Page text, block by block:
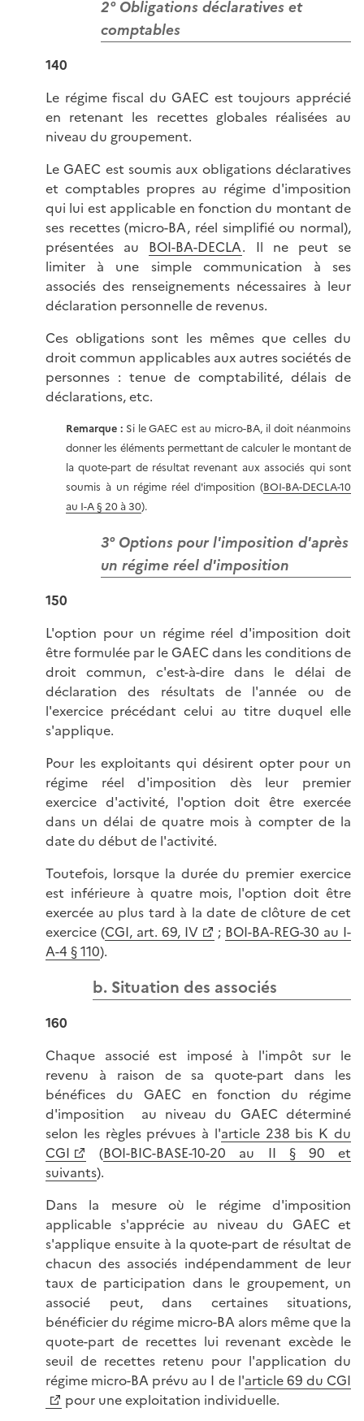
2° Obligations déclaratives et
comptables
140
Le régime fiscal du GAEC est toujours apprécié
en retenant les recettes globales réalisées au
niveau du groupement.
Le GAEC est soumis aux obligations déclaratives
et comptables propres au régime d'imposition
qui lui est applicable en fonction du montant de
ses recettes (micro-BA, réel simplifié ou normal),
présentées au BOI-BA-DECLA. Il ne peut se
limiter à une simple communication à ses
associés des renseignements nécessaires à leur
déclaration personnelle de revenus.
Ces obligations sont les mêmes que celles du
droit commun applicables aux autres sociétés de
personnes : tenue de comptabilité, délais de
déclarations, etc.
Remarque :Si le GAEC est au micro-BA, il doit néanmoins
donner les éléments permettant de calculer le montant de
la quote-part de résultat revenant aux associés qui sont
soumis à un régime réel d'imposition (BOI-BA-DECLA-10
au I-A § 20 à 30).
3° Options pour l'imposition d'après
un régime réel d'imposition
150
L'option pour un régime réel d'imposition doit
être formulée par le GAEC dans les conditions de
droit commun, c'est-à-dire dans le délai de
déclaration des résultats de l'année ou de
l'exercice précédant celui au titre duquel elle
s'applique.
Pour les exploitants qui désirent opter pour un
régime réel d'imposition dès leur premier
exercice d'activité, l'option doit être exercée
dans un délai de quatre mois à compter de la
date du début de l'activité.
Toutefois, lorsque la durée du premier exercice
est inférieure à quatre mois, l'option doit être
exercée au plus tard à la date de clôture de cet
exercice (CGI, art. 69, IV ; BOI-BA-REG-30 au I-
A-4 § 110).
b. Situation des associés
160
Chaque associé est imposé à l'impôt sur le
revenu à raison de sa quote-part dans les
bénéfices du GAEC en fonction du régime
d'imposition au niveau du GAEC déterminé
selon les règles prévues à l'article 238 bis K du
CGI
(BOI-BIC-BASE-10-20 au II § 90 et
suivants).
Dans la mesure où le régime d'imposition
applicable s'apprécie au niveau du GAEC et
s'applique ensuite à la quote-part de résultat de
chacun des associés indépendamment de leur
taux de participation dans le groupement, un
associé peut, dans certaines situations,
bénéficier du régime micro-BA alors même que la
quote-part de recettes lui revenant excède le
seuil de recettes retenu pour l'application du
régime micro-BA prévu au I de l'article 69 du CGI
pour une exploitation individuelle.